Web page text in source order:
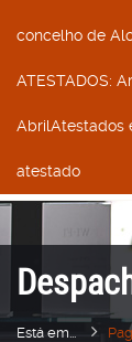
concelho de
ATESTADOS:
AbrilAtestados
atestado
Está em...